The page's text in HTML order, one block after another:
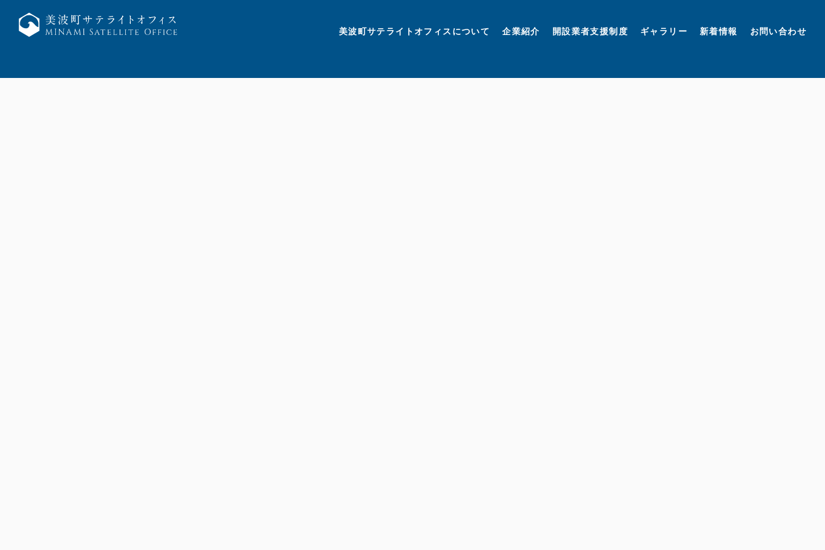
美波町サテライトオフィスについて 企業紹介 開設業者支援制度 ギャラリー 新着情報 お問い合わせ
美波町 ミナミマリンラボ
個人情報保護方針